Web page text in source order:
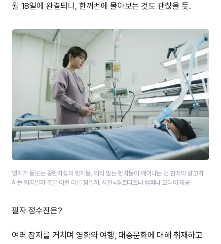
월 18일에 완결되니, 한꺼번에 몰아보는 것도 괜찮을 듯.
영지가 돌보는 중환자실의 환자들. 의식 없는 환자들이 깨어나는 건 환자의 살고자
하는 의지일까 혹은 어떤 다른 힘일까. 사진=월트디즈니 컴퍼니 코리아 제공
필자 정수진은?
여러 잡지를 거치며 영화와 여행, 대중문화에 대해 취재하고